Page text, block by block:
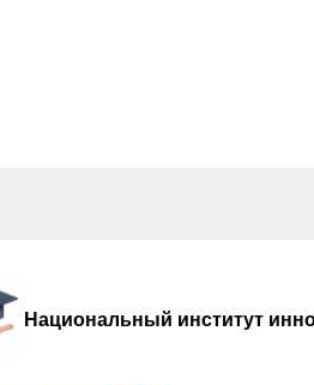
Национальный институт